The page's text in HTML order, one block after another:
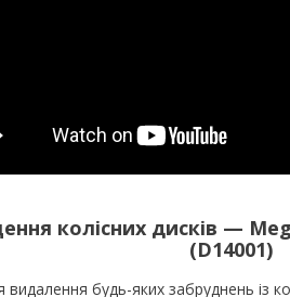
колісних дисків —
(D14001)
будь-яких забруднень із